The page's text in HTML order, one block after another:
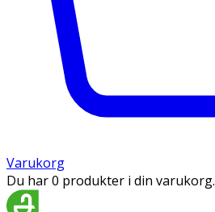
Varukorg
Du har 0 produkter i din varukorg.